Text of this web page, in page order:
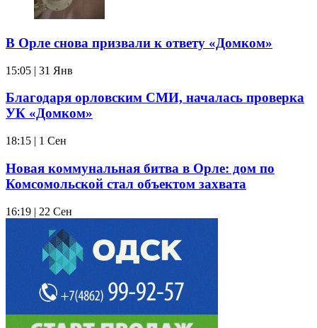
В Орле снова призвали к ответу «Домком»
15:05 | 31 Янв
Благодаря орловским СМИ, началась проверка
УК «Домком»
18:15 | 1 Сен
Новая коммунальная битва в Орле: дом по
Комсомольской стал объектом захвата
16:19 | 22 Сен